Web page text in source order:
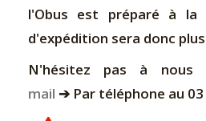
l'Obus est préparé à la
d'expédition sera donc
N'hésitez pas à nous
mail ➔ Par téléphone au 03